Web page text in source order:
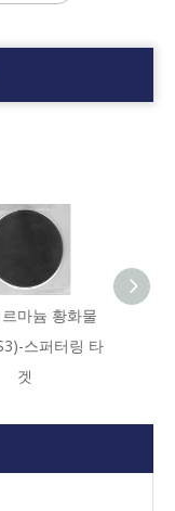
마늄 황화물
스퍼터링 타
겟